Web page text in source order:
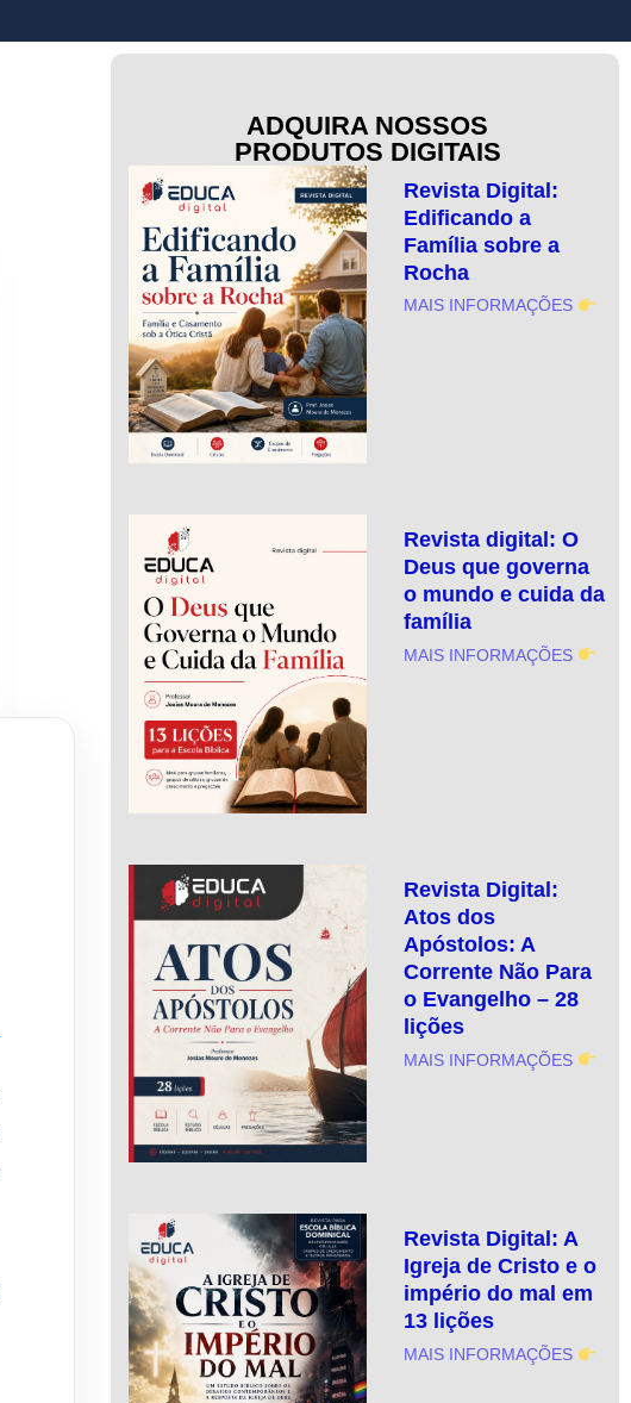
ADQUIRA NOSSOS
PRODUTOS DIGITAIS
Revista Digital:
Edificando a
Família sobre a
Rocha
MAIS INFORMAÇÕES
Revista digital: O
Deus que governa
o mundo e cuida da
família
MAIS INFORMAÇÕES
Revista Digital:
Atos dos
Apóstolos: A
Corrente Não Para
o Evangelho – 28
lições
MAIS INFORMAÇÕES
Revista Digital: A
Igreja de Cristo e o
império do mal em
13 lições
MAIS INFORMAÇÕES